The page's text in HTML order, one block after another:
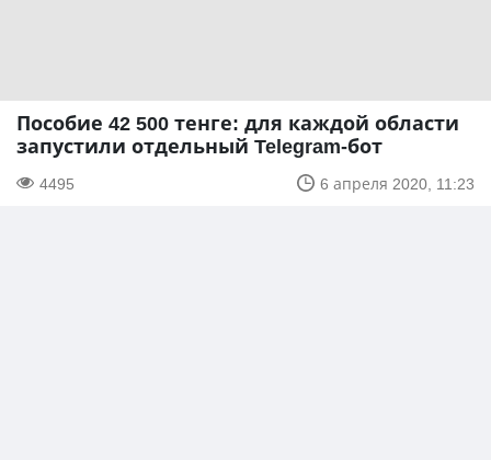
Пособие 42 500 тенге: для каждой области
запустили отдельный Telegram-бот
4495 6 апреля 2020, 11:23